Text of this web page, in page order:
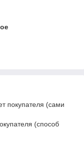
покупателя (сами
(способ